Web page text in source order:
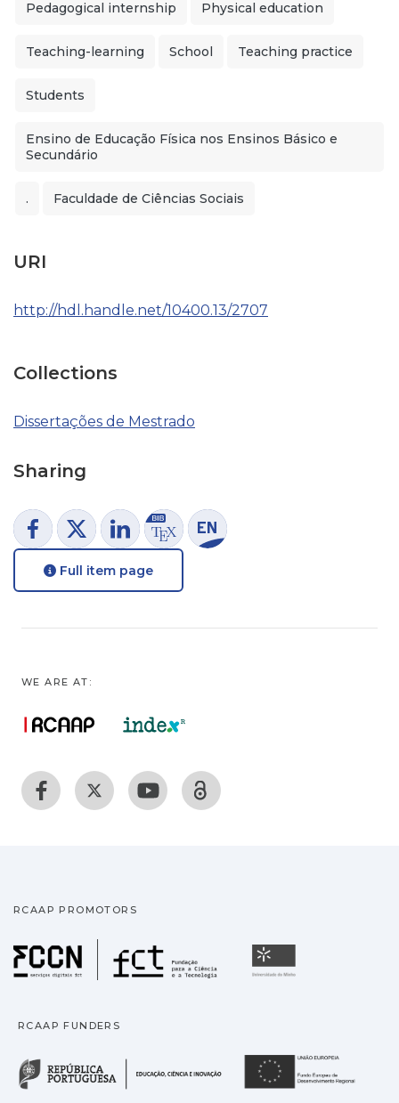
Pedagogical internship Physical education
Teaching-learning School Teaching practice
Students
Ensino de Educação Física nos Ensinos Básico e
Secundário
. Faculdade de Ciências Sociais
URI
http://hdl.handle.net/10400.13/2707
Collections
Dissertações de Mestrado
Sharing
Full item page
WE ARE AT:
RCAAP PROMOTORS
Fundação para a
RCAAP FUNDERS
República Portuguesa